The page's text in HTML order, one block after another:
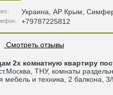
Украина АР Крым ,
+79787225812
Смотреть отзывы
2х комнатную квартиру
ТНУ, комнаты
мебель и техника, 2 балкона, 3/